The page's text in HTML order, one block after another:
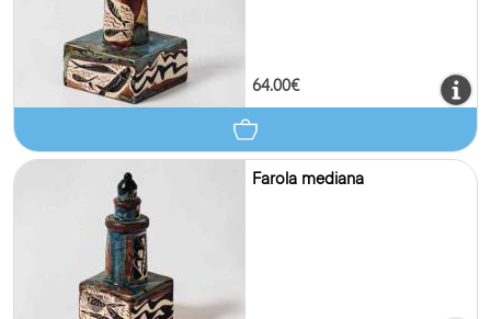
64.00€
Farola mediana